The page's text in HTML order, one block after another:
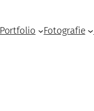
Portfolio Fotografie